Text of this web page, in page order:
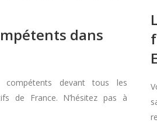
dans
compétents devant tous les
de France. N’hésitez pas à